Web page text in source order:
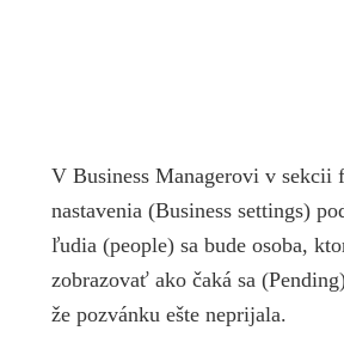
V Business Managerovi v sekcii
nastavenia (Business settings)
ľudia (people) sa bude osoba,
zobrazovať ako čaká sa
že pozvánku ešte neprijala.